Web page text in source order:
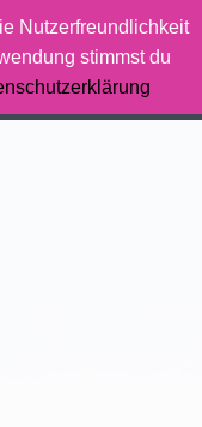
Saar
Nutzerfreundlichkeit
stimmst du